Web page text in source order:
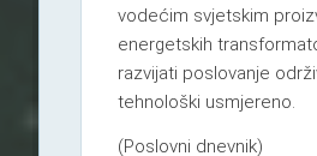
vodećim svjetskim
energetskih
razvijati poslovanje
tehnološki usmjereno.
(Poslovni dnevnik)